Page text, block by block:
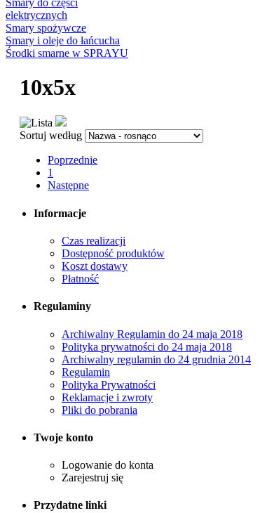
elektrycznych
Smary spożywcze
Smary i oleje do łańcucha
Środki smarne w SPRAYU
10x5x
Sortuj według
Poprzednie
1
Następne
Informacje
Czas realizacji
Dostępność produktów
Koszt dostawy
Płatność
Regulaminy
Archiwalny Regulamin do 24 maja 2018
Polityka prywatności do 24 maja 2018
Archiwalny regulamin do 24 grudnia 2014
Regulamin
Polityka Prywatności
Reklamacje i zwroty
Pliki do pobrania
Twoje konto
Logowanie do konta
Zarejestruj się
Przydatne linki